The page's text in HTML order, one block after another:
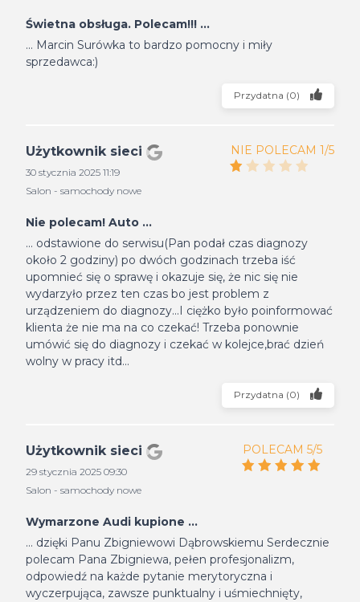
Świetna obsługa. Polecam!!! ...
... Marcin Surówka to bardzo pomocny i miły
sprzedawca:)
Przydatna (0)
Użytkownik sieci
30 stycznia 2025 11:19
Salon - samochody nowe
NIE POLECAM 1/5
Nie polecam! Auto ...
... odstawione do serwisu(Pan podał czas diagnozy
około 2 godziny) po dwóch godzinach trzeba iść
upomnieć się o sprawę i okazuje się, że nic się nie
wydarzyło przez ten czas bo jest problem z
urządzeniem do diagnozy...I ciężko było poinformować
klienta że nie ma na co czekać! Trzeba ponownie
umówić się do diagnozy i czekać w kolejce,brać dzień
wolny w pracy itd...
Przydatna (0)
Użytkownik sieci
29 stycznia 2025 09:30
Salon - samochody nowe
POLECAM 5/5
Wymarzone Audi kupione ...
... dzięki Panu Zbigniewowi Dąbrowskiemu Serdecznie
polecam Pana Zbigniewa, pełen profesjonalizm,
odpowiedź na każde pytanie merytoryczna i
wyczerpująca, zawsze punktualny i uśmiechnięty,